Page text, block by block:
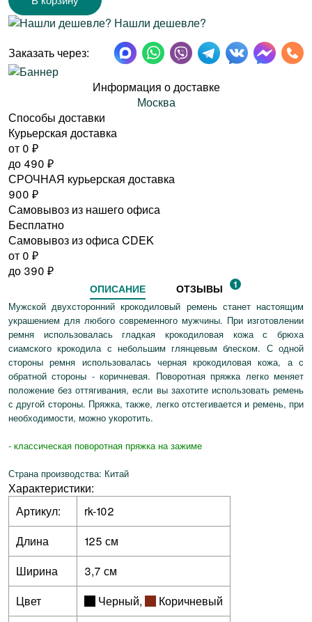
Нашли дешевле?
Заказать через:
Информация о доставке
Москва
Способы доставки
Курьерская доставка
от 0 ₽
до 490 ₽
СРОЧНАЯ курьерская доставка
900 ₽
Самовывоз из нашего офиса
Бесплатно
Самовывоз из офиса CDEK
от 0 ₽
до 390 ₽
ОПИСАНИЕ ОТЗЫВЫ 1
Мужской двухсторонний крокодиловый ремень станет настоящим
украшением для любого современного мужчины. При изготовлении
ремня использовалась гладкая крокодиловая кожа с брюха
сиамского крокодила с небольшим глянцевым блеском. С одной
стороны ремня использовалась черная крокодиловая кожа, а с
обратной стороны - коричневая. Поворотная пряжка легко меняет
положение без оттягивания, если вы захотите использовать ремень
с другой стороны. Пряжка, также, легко отстегивается и ремень, при
необходимости, можно укоротить.
- классическая поворотная пряжка на зажиме
Страна производства: Китай
Характеристики:
Артикул:
rk-102
Длина
125 см
Ширина
3,7 см
Цвет
Черный,
Коричневый